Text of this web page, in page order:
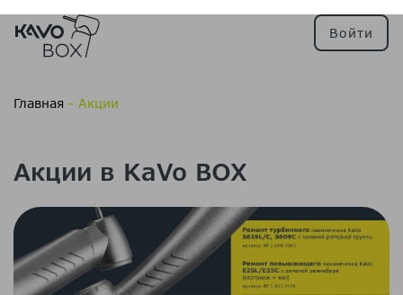
Войти
Главная - Акции
Акции в KaVo BOX